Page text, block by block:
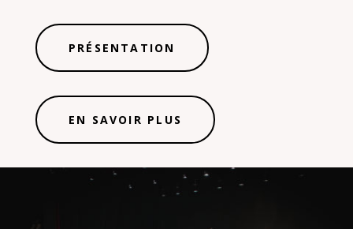
PRÉSENTATION
EN SAVOIR PLUS